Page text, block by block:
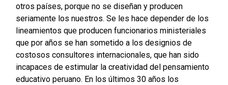
otros países, porque no se diseñan y producen
seriamente los nuestros. Se les hace depender de los
lineamientos que producen funcionarios ministeriales
que por años se han sometido a los designios de
costosos consultores internacionales, que han sido
incapaces de estimular la creatividad del pensamiento
educativo peruano. En los últimos 30 años los